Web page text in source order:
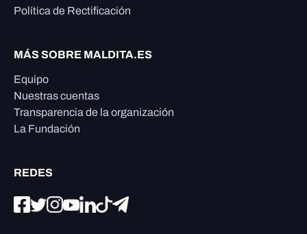
Política de Rectificación
MÁS SOBRE MALDITA.ES
Equipo
Nuestras cuentas
Transparencia de la organización
La Fundación
REDES